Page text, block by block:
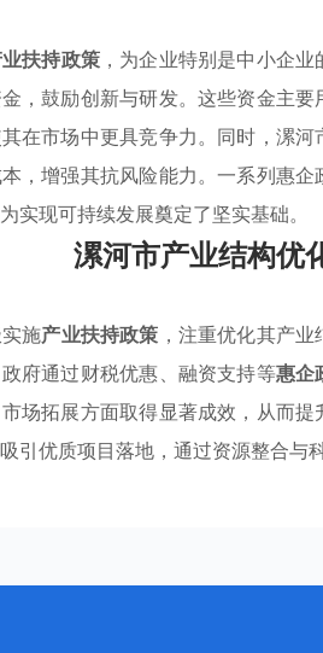
扶持政策，为企业特别是中小企
，鼓励创新与研发。这些资金主
在市场中更具竞争力。同时，漯
，增强其抗风险能力。一系列惠
实现可持续发展奠定了坚实基础。
漯河市产业结构优
施产业扶持政策 ，注重优化其产
府通过财税优惠、融资支持等惠企
场拓展方面取得显著成效，从而
引优质项目落地，通过资源整合